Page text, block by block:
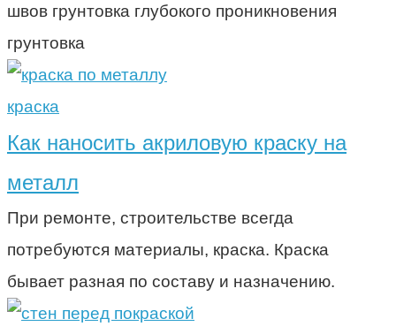
швов грунтовка глубокого проникновения
грунтовка
краска
Как наносить акриловую краску на
металл
При ремонте, строительстве всегда
потребуются материалы, краска. Краска
бывает разная по составу и назначению.